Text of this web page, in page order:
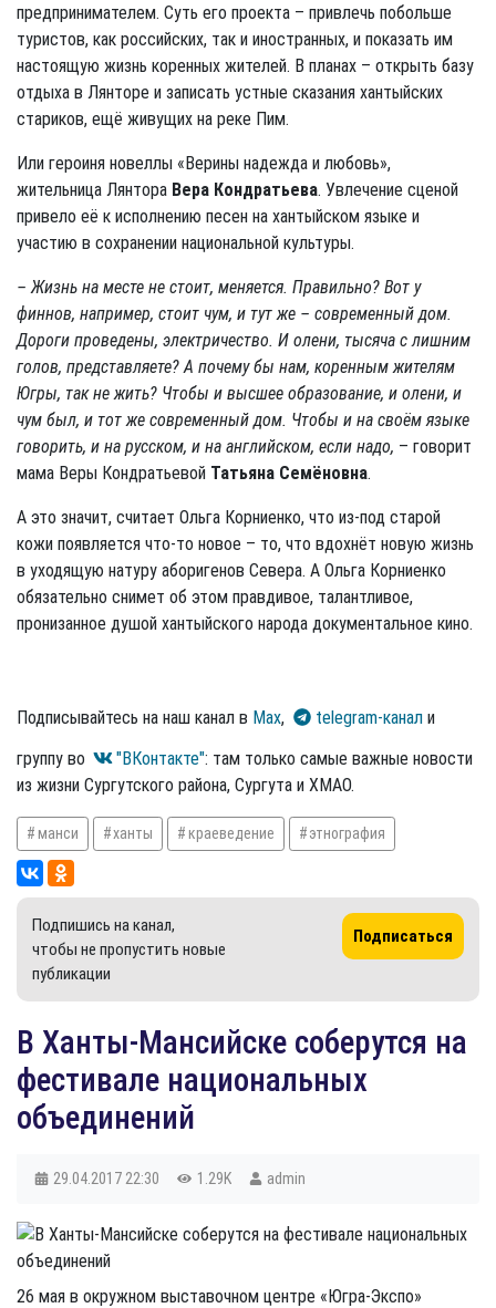
предпринимателем. Суть его проекта – привлечь побольше
туристов, как российских, так и иностранных, и показать им
настоящую жизнь коренных жителей. В планах – открыть базу
отдыха в Лянторе и записать устные сказания хантыйских
стариков, ещё живущих на реке Пим.
Или героиня новеллы «Верины надежда и любовь»,
жительница Лянтора Вера Кондратьева. Увлечение сценой
привело её к исполнению песен на хантыйском языке и
участию в сохранении национальной культуры.
– Жизнь на месте не стоит, меняется. Правильно? Вот у
финнов, например, стоит чум, и тут же – современный дом.
Дороги проведены, электричество. И олени, тысяча с лишним
голов, представляете? А почему бы нам, коренным жителям
Югры, так не жить? Чтобы и высшее образование, и олени, и
чум был, и тот же современный дом. Чтобы и на своём языке
говорить, и на русском, и на английском, если надо, – говорит
мама Веры Кондратьевой Татьяна Семёновна.
А это значит, считает Ольга Корниенко, что из-под старой
кожи появляется что-то новое – то, что вдохнёт новую жизнь
в уходящую натуру аборигенов Севера. А Ольга Корниенко
обязательно снимет об этом правдивое, талантливое,
пронизанное душой хантыйского народа документальное кино.
Подписывайтесь на наш канал в Max, telegram-канал и
группу во
"ВКонтакте": там только самые важные новости
из жизни Сургутского района, Сургута и ХМАО.
манси ханты краеведение этнография
Подпишись на канал,
чтобы не пропустить новые
публикации
Подписаться
В Ханты-Мансийске соберутся на
фестивале национальных
объединений
29.04.201722:30 1.29K admin
26 мая в окружном выставочном центре «Югра-Экспо»